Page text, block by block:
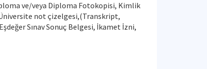
ve/veya Diploma Fotokopisi, Kimlik
Üniversite not çizelgesi,(Transkript,
Sınav Sonuç Belgesi, İkamet İzni,